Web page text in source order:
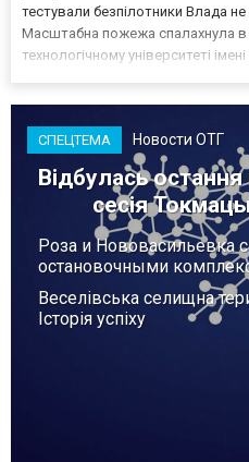
тестували безпілотники Влада
Масштабна пожежа спалахнула
технологічному університеті
СПЕЦТЕМА Новости ОТГ
Відбулась
сесія
Роза и Нововасильевка
остановочными
Веселівська селищна
Історія успіху